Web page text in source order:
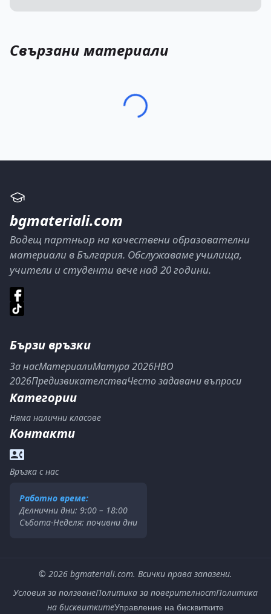
Свързани материали
bgmateriali.com
Водещ партньор на качествени образователни
материали в България. Обслужаваме училища,
учители и студенти вече над 20 години.
Бързи връзки
За насМатериалиМатура 2026НВО
2026ПредизвикателстваЧесто задавани въпроси
Категории
Няма налични класове
Контакти
Връзка с нас
Работно време:
Делнични дни: 9:00 – 18:00
Събота-Неделя: почивни дни
© 2026 bgmateriali.com. Всички права запазени.
Условия за ползванеПолитика за поверителностПолитика
на бисквиткитеУправление на бисквитките